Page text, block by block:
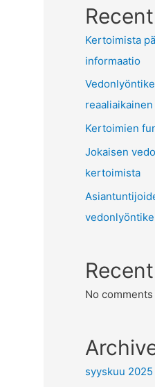
Kertoimista
informaatio
Kertoimien
Jokaisen
kertoimista
No
syyskuu 2025